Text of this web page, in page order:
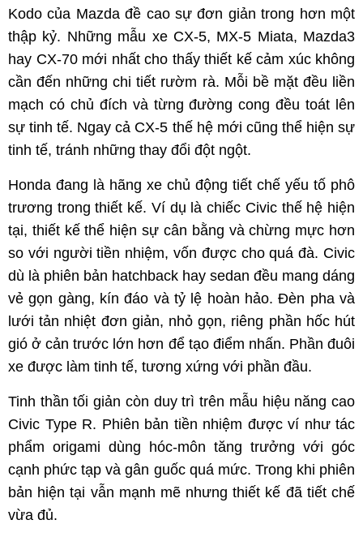
Kodo của Mazda đề cao sự đơn giản trong hơn một
thập kỷ. Những mẫu xe CX-5, MX-5 Miata, Mazda3
hay CX-70 mới nhất cho thấy thiết kế cảm xúc không
cần đến những chi tiết rườm rà. Mỗi bề mặt đều liền
mạch có chủ đích và từng đường cong đều toát lên
sự tinh tế. Ngay cả CX-5 thế hệ mới cũng thể hiện sự
tinh tế, tránh những thay đổi đột ngột.
Honda đang là hãng xe chủ động tiết chế yếu tố phô
trương trong thiết kế. Ví dụ là chiếc Civic thế hệ hiện
tại, thiết kế thể hiện sự cân bằng và chừng mực hơn
so với người tiền nhiệm, vốn được cho quá đà. Civic
dù là phiên bản hatchback hay sedan đều mang dáng
vẻ gọn gàng, kín đáo và tỷ lệ hoàn hảo. Đèn pha và
lưới tản nhiệt đơn giản, nhỏ gọn, riêng phần hốc hút
gió ở cản trước lớn hơn để tạo điểm nhấn. Phần đuôi
xe được làm tinh tế, tương xứng với phần đầu.
Tinh thần tối giản còn duy trì trên mẫu hiệu năng cao
Civic Type R. Phiên bản tiền nhiệm được ví như tác
phẩm origami dùng hóc-môn tăng trưởng với góc
cạnh phức tạp và gân guốc quá mức. Trong khi phiên
bản hiện tại vẫn mạnh mẽ nhưng thiết kế đã tiết chế
vừa đủ.